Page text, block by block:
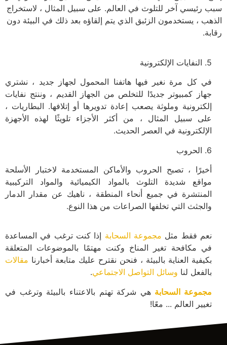
سبب رئيسي آخر للتلوث في العالم. على سبيل المثال ، لاستخراج
الذهب ، يستخدمون الزئبق الذي يتم إلقاؤه بعد ذلك في البيئة دون
رقابة.
5. النفايات الإلكترونية
في كل مرة نغير فيها هاتفنا المحمول لجهاز جديد ، نشتري
جهاز كمبيوتر جديدًا للتخلص من الجهاز القديم ، وننتج نفايات
إلكترونية وملوثة يصعب إعادة تدويرها أو إتلافها. البطاريات ،
على سبيل المثال ، من أكثر الأجزاء تلويثًا لهذه الأجهزة
الإلكترونية في العصر الحديث.
6. الحروب
أخيرًا ، تصبح الحروب والأماكن المستخدمة لاختبار الأسلحة
مواقع شديدة التلوث بالمواد الكيميائية والمواد التركيبية
المنتشرة في جميع أنحاء المنطقة ، ناهيك عن مقدار الدمار
والجثث التي تخلفها الصراعات من هذا النوع.
نعم فقط مثل مجموعة السحابة إذا كنت ترغب في المساعدة
في مكافحة تغير المناخ وكنت مهتمًا بالموضوعات المتعلقة
بكيفية العناية بالبيئة ، فنحن نقترح عليك متابعة أخبارنا مقالات
بالفعل لنا وسائل التواصل الاجتماعي.
مجموعة السحابة هي شركة تهتم بالاعتناء بالبيئة وترغب في
تغيير العالم ... معًا!